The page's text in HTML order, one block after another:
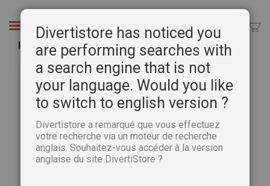
Chercher
Kokeshi au fil des mois
Passer
galerie
d’images
Divertistore has noticed you
are performing searches with
a search engine that is not
your language. Would you like
to switch to english version ?
Divertistore a remarqué que vous effectuez
votre recherche via un moteur de recherche
anglais. Souhaitez-vous accéder à la version
anglaise du site DivertiStore ?